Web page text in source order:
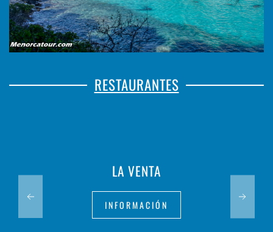
RESTAURANTES
LA VENTA
INFORMACIÓN